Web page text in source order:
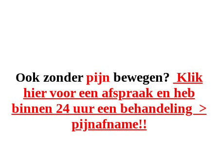
Ook zonderpijn bewegen? Klik
hier voor een afspraak en heb
binnen 24 uur een behandeling >
pijnafname!!